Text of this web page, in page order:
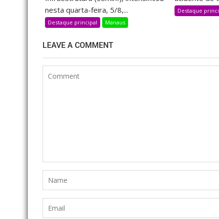
nesta quarta-feira, 5/8,...
Destaque principal Manaus
Destaque
LEAVE A COMMENT